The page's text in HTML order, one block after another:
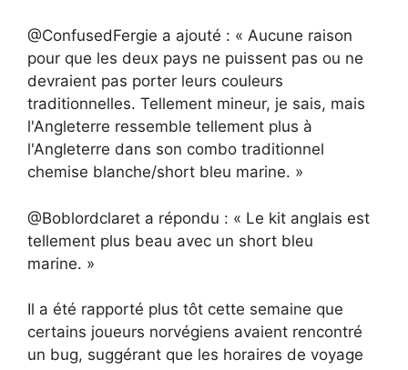
@ConfusedFergie a ajouté : « Aucune raison
pour que les deux pays ne puissent pas ou ne
devraient pas porter leurs couleurs
traditionnelles. Tellement mineur, je sais, mais
l'Angleterre ressemble tellement plus à
l'Angleterre dans son combo traditionnel
chemise blanche/short bleu marine. »
@Boblordclaret a répondu : « Le kit anglais est
tellement plus beau avec un short bleu
marine. »
Il a été rapporté plus tôt cette semaine que
certains joueurs norvégiens avaient rencontré
un bug, suggérant que les horaires de voyage